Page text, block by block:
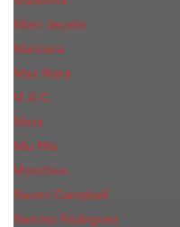
Marc Jacobs
Mancera
Max Mara
M.А.C.
Mexx
Miu Miu
Mоsсhino
Naomi Campbell
Narciso Rodriguez